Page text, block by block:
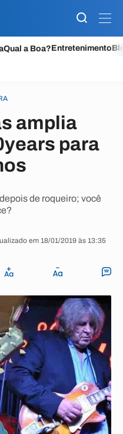
Qual a Boa?Entretenimento
amplia
para
de roqueiro; você
em 18/01/2019 às 13:35